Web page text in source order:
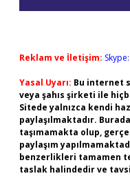
Reklam ve İletişim:
Yasal Uyarı: Bu internet
veya şahıs şirketi ile
Sitede yalnızca kendi
paylaşılmaktadır.
taşımamakta olup,
paylaşım
benzerlikleri tamamen
taslak halindedir ve